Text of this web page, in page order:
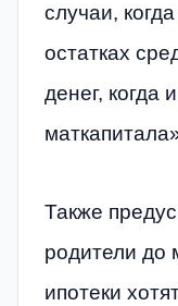
случаи,
остатках
денег, когда
Также
родители до
ипотеки